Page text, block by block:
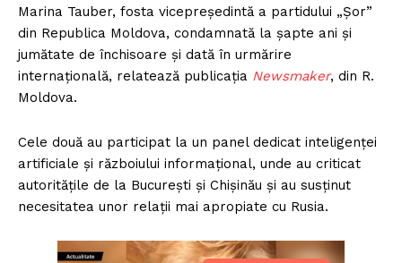
Marina Tauber, fosta vicepreședintă a partidului „Șor”
din Republica Moldova, condamnată la șapte ani și
jumătate de închisoare și dată în urmărire
internațională, relatează publicația Newsmaker, din R.
Moldova.
Cele două au participat la un panel dedicat inteligenței
artificiale și războiului informațional, unde au criticat
autoritățile de la București și Chișinău și au susținut
necesitatea unor relații mai apropiate cu Rusia.